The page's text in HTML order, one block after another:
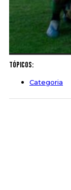
Tópicos:
Categoria